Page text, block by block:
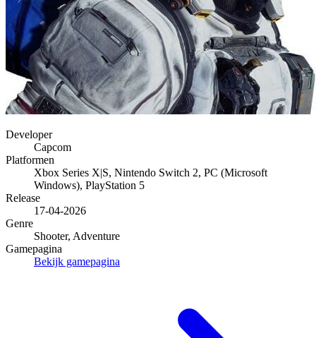
Developer
Capcom
Platformen
Xbox Series X|S, Nintendo Switch 2, PC (Microsoft
Windows), PlayStation 5
Release
17-04-2026
Genre
Shooter, Adventure
Gamepagina
Bekijk gamepagina